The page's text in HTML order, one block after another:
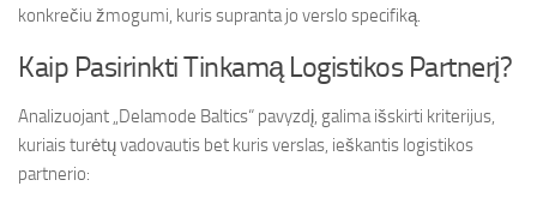
konkrečiu žmogumi, kuris supranta jo verslo specifiką.
Kaip Pasirinkti Tinkamą Logistikos Partnerį?
Analizuojant „Delamode Baltics“ pavyzdį, galima išskirti kriterijus,
kuriais turėtų vadovautis bet kuris verslas, ieškantis logistikos
partnerio: